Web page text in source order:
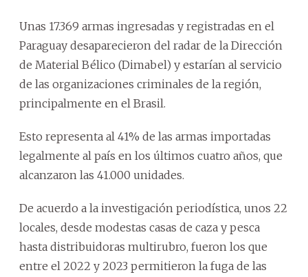
Unas 17.369 armas ingresadas y registradas en el
Paraguay desaparecieron del radar de la Dirección
de Material Bélico (Dimabel) y estarían al servicio
de las organizaciones criminales de la región,
principalmente en el Brasil.
Esto representa al 41% de las armas importadas
legalmente al país en los últimos cuatro años, que
alcanzaron las 41.000 unidades.
De acuerdo a la investigación periodística, unos 22
locales, desde modestas casas de caza y pesca
hasta distribuidoras multirubro, fueron los que
entre el 2022 y 2023 permitieron la fuga de las